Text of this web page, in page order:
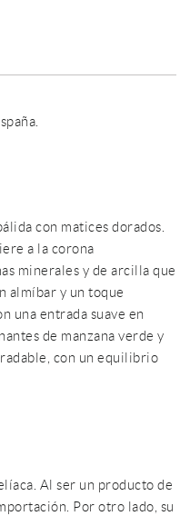
con matices dorados.
a la corona
minerales y de arcilla que
almíbar y un toque
una entrada suave en
de manzana verde y
con un equilibrio
Al ser un producto de
Por otro lado, su